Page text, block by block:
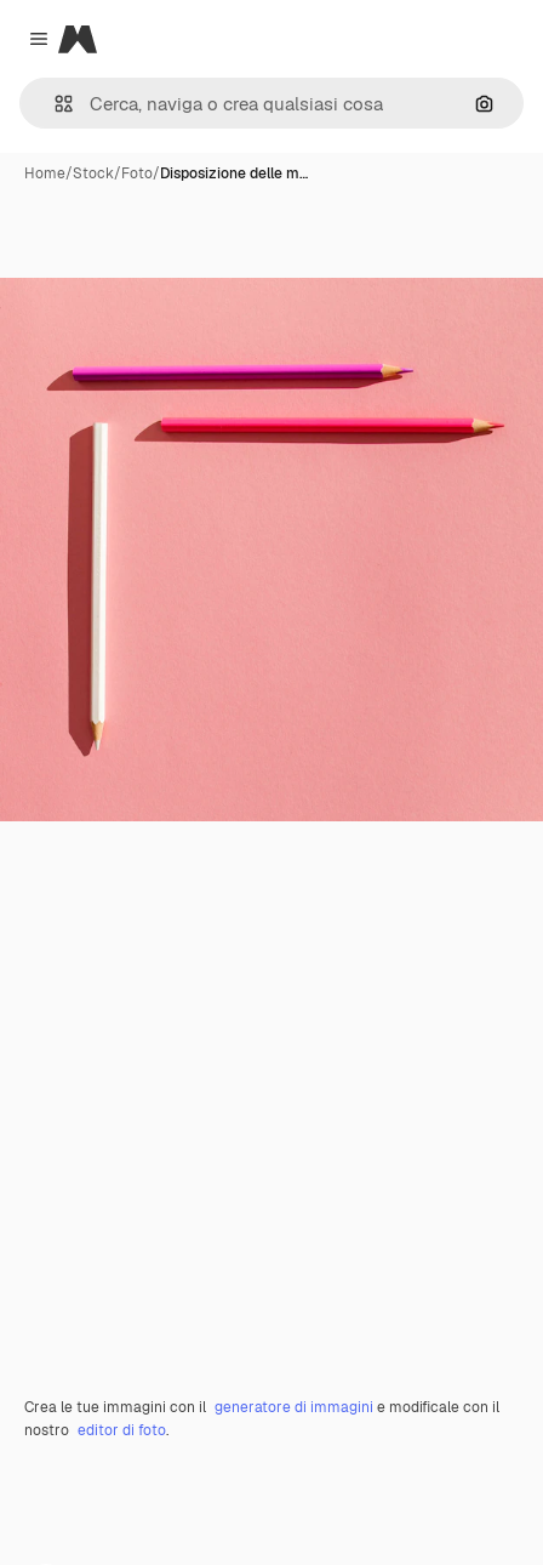
Close menu
Magnific
Cerca
Home/Stock/Foto/Disposizione delle m…
Crea le tue immagini con il generatore di immagini e modificale con il
nostro editor di foto.